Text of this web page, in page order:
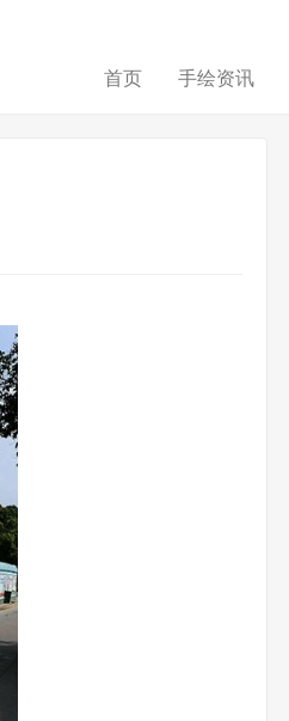
首页 手绘资讯